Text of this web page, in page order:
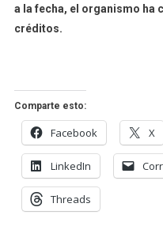
a la fecha, el organismo ha
créditos.
Comparte esto:
Facebook X
LinkedIn
Threads